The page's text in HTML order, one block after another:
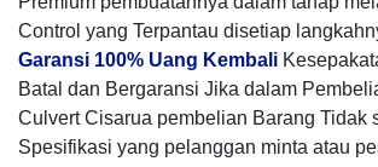
Control yang Terpantau disetiap
Garansi 100% Uang Kembali
Batal dan Bergaransi Jika dalam
Culvert Cisarua pembelian Barang Tidak
Spesifikasi yang pelanggan minta atau